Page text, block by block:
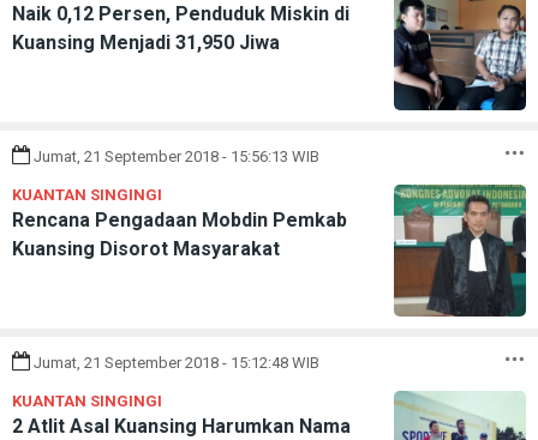
Naik 0,12 Persen, Penduduk Miskin di
Kuansing Menjadi 31,950 Jiwa
Jumat, 21 September 2018 - 15:56:13 WIB
KUANTAN SINGINGI
Rencana Pengadaan Mobdin Pemkab
Kuansing Disorot Masyarakat
Jumat, 21 September 2018 - 15:12:48 WIB
KUANTAN SINGINGI
2 Atlit Asal Kuansing Harumkan Nama